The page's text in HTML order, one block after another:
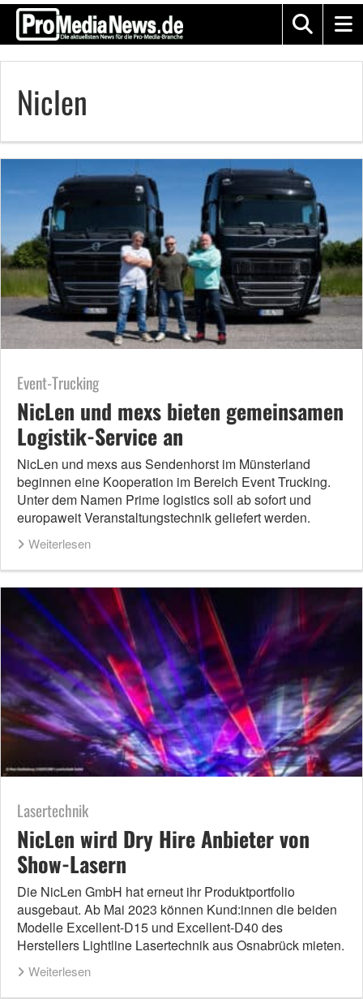
Niclen
Event-Trucking
NicLen und mexs bieten gemeinsamen
Logistik-Service an
NicLen und mexs aus Sendenhorst im Münsterland
beginnen eine Kooperation im Bereich Event Trucking.
Unter dem Namen Prime logistics soll ab sofort und
europaweit Veranstaltungstechnik geliefert werden.
Weiterlesen
Lasertechnik
NicLen wird Dry Hire Anbieter von
Show-Lasern
Die NicLen GmbH hat erneut ihr Produktportfolio
ausgebaut. Ab Mai 2023 können Kund:innen die beiden
Modelle Excellent-D15 und Excellent-D40 des
Herstellers Lightline Lasertechnik aus Osnabrück mieten.
Weiterlesen